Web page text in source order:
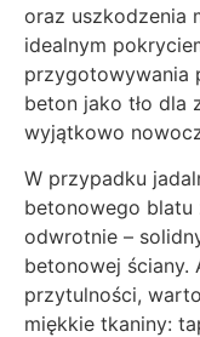
oraz uszkodzenia
idealnym
przygotowywania
beton jako tło dla
wyjątkowo
W przypadku
betonowego blatu
odwrotnie –
betonowej
przytulności,
miękkie tkaniny: